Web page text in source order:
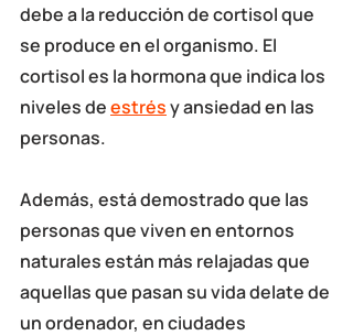
debe a la reducción de cortisol que
se produce en el organismo. El
cortisol es la hormona que indica los
niveles de estrés y ansiedad en las
personas.
Además, está demostrado que las
personas que viven en entornos
naturales están más relajadas que
aquellas que pasan su vida delate de
un ordenador, en ciudades